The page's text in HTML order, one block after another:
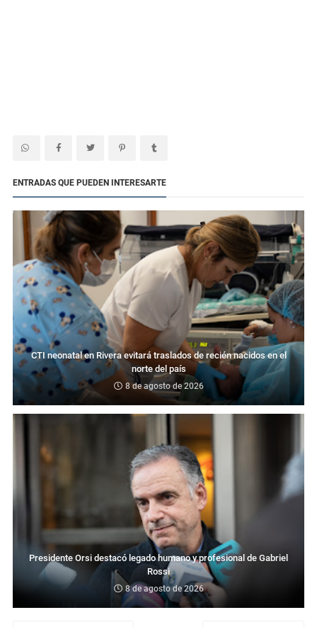
ENTRADAS QUE PUEDEN INTERESARTE
CTI neonatal en Rivera evitará traslados de recién nacidos en el
norte del país
8 de agosto de 2026
Presidente Orsi destacó legado humano y profesional de Gabriel
Rossi
8 de agosto de 2026